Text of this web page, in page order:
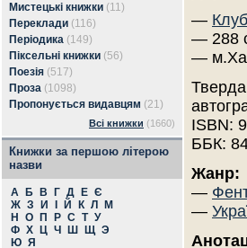
Мистецькі книжки (11)
Переклади (116)
Періодика (149)
Піксельні книжки (56)
Поезія (517)
Проза (1098)
Пропонується видавцям (21)
Всі книжки (1660)
Книжки за першою літерою
назви
А Б В Г Д Е Є
Ж З И Й К Л
М
Н
О П Р С Т У
Ф Х Ц Ч Ш Щ Э
Ю Я
—
— 288
—
ISBN:
ББК:
Жанр:
—
—